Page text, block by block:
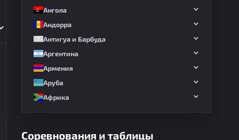
Ангола
Андорра
Антигуа и Барбуда
Аргентина
Армения
Аруба
Африка
Соревнования и таблицы